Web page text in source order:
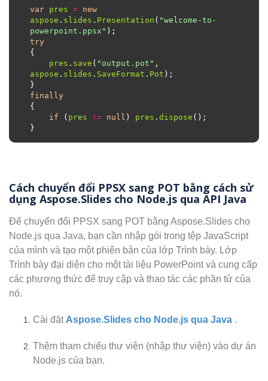
var pres = new
aspose . slides . Presentation ( "welcome-to-
powerpoint.ppsx"
try
pres . save ( "output.pot"
aspose . slides . SaveFormat . Pot
finally
if ( pres != null ) pres . dispose
Cách chuyển đổi PPSX sang POT bằng cách sử
dụng Aspose.Slides cho Node.js qua API Java
Để chuyển đổi PPSX sang POT bằng Aspose.Slides cho
Node.js qua Java, bạn cần nhập gói trong tệp JavaScript
của mình và tạo một phiên bản của lớp Trình bày. Lớp
Trình bày đại diện cho một tài liệu PowerPoint và cung cấp
các phương thức để truy cập và thao tác các phần tử của
nó.
Cài đặt Aspose.Slides cho Node.js qua Java .
Thêm tham chiếu thư viện (nhập thư viện) vào dự án
Node.js của bạn.